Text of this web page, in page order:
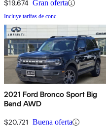
$19,674 Gran oferta
Incluye tarifas de conc.
2021 Ford Bronco Sport Big
Bend AWD
$20,721 Buena oferta